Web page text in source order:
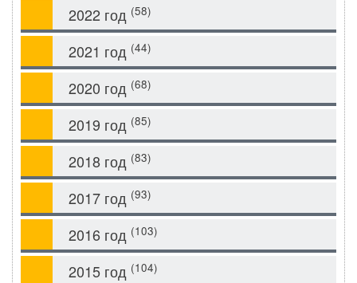
2022 год (58)
2021 год (44)
2020 год (68)
2019 год (85)
2018 год (83)
2017 год (93)
2016 год (103)
2015 год (104)